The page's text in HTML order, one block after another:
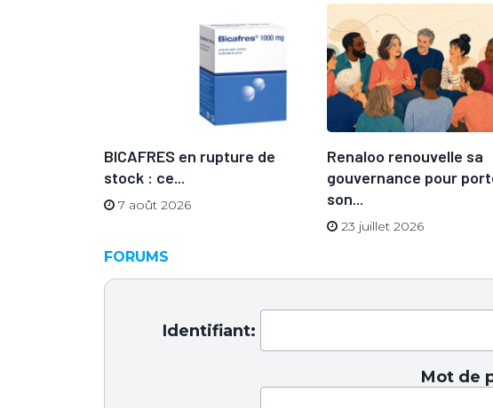
BICAFRES en rupture de
stock : ce...
7 août 2026
Renaloo renouvelle sa
gouvernance pour
son...
23 juillet 2026
FORUMS
Identifiant:
Mot de